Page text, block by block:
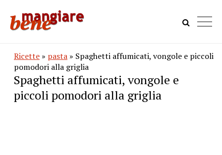
Ricette » pasta » Spaghetti affumicati, vongole e piccoli
pomodori alla griglia
Spaghetti affumicati, vongole e
piccoli pomodori alla griglia